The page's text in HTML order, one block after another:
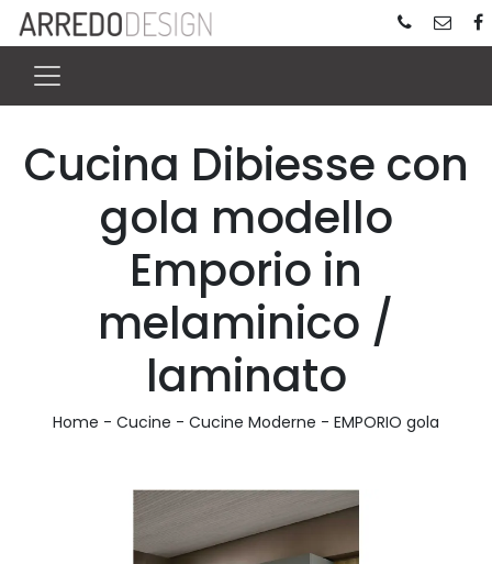
Cucina Dibiesse con
gola modello
Emporio in
melaminico /
laminato
Home - Cucine - Cucine Moderne - EMPORIO gola